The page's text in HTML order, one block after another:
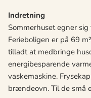
Indretning
Sommerhuset egner
Ferieboligen er på 69
tilladt at medbringe
energibesparende
vaskemaskine.
brændeovn. Til de små